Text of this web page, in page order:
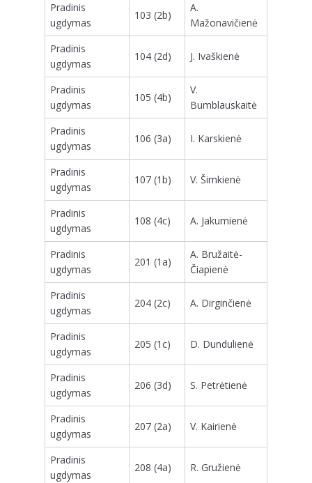
Pradinis
ugdymas
103 (2b)
A.
Mažonavičienė
Pradinis
ugdymas
104 (2d) J. Ivaškienė
Pradinis
ugdymas
105 (4b)
V.
Bumblauskaitė
Pradinis
ugdymas
106 (3a) I. Karskienė
Pradinis
ugdymas
107 (1b) V. Šimkienė
Pradinis
ugdymas
108 (4c) A. Jakumienė
Pradinis
ugdymas
201 (1a)
A. Bružaitė-
Čiapienė
Pradinis
ugdymas
204 (2c) A. Dirginčienė
Pradinis
ugdymas
205 (1c) D. Dundulienė
Pradinis
ugdymas
206 (3d) S. Petrėtienė
Pradinis
ugdymas
207 (2a) V. Kairienė
Pradinis
ugdymas
208 (4a) R. Gružienė